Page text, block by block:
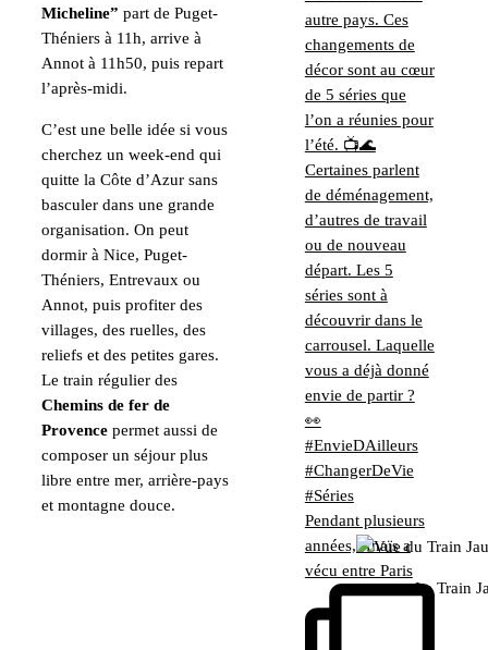
Micheline” part de Puget-
Théniers à 11h, arrive à
Annot à 11h50, puis repart
l’après-midi.
C’est une belle idée si vous
cherchez un week-end qui
quitte la Côte d’Azur sans
basculer dans une grande
organisation. On peut
dormir à Nice, Puget-
Théniers, Entrevaux ou
Annot, puis profiter des
villages, des ruelles, des
reliefs et des petites gares.
Le train régulier des
Chemins de fer de
Provence permet aussi de
composer un séjour plus
libre entre mer, arrière-pays
et montagne douce.
Le Train
Pendant plusieurs
années, Anaïs a
vécu entre Paris